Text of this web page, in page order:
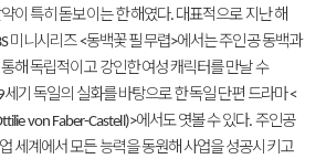
이특히돋보이는한해였다. 대표적으로지난해
미니시리즈<동백꽃필무렵>에서는주인공동백과
통해독립적이고강인한여성캐릭터를만날수
세기독일의실화를바탕으로한독일단편드라마<
von Faber-Castell)>에서도엿볼수있다. 주인공
세계에서모든능력을동원해사업을성공시키고